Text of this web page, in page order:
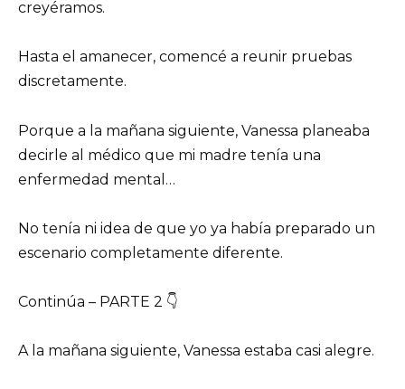
creyéramos.
Hasta el amanecer, comencé a reunir pruebas
discretamente.
Porque a la mañana siguiente, Vanessa planeaba
decirle al médico que mi madre tenía una
enfermedad mental…
No tenía ni idea de que yo ya había preparado un
escenario completamente diferente.
Continúa – PARTE 2 👇
A la mañana siguiente, Vanessa estaba casi alegre.